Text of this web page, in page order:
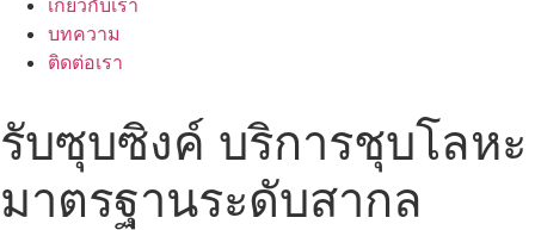
เกี่ยวกับเรา
บทความ
ติดต่อเรา
รับซุบซิงค์ บริการชุบโลหะ
มาตรฐานระดับสากล